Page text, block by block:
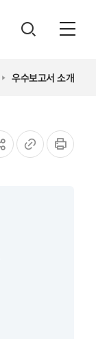
레이어
우수보고서 소개